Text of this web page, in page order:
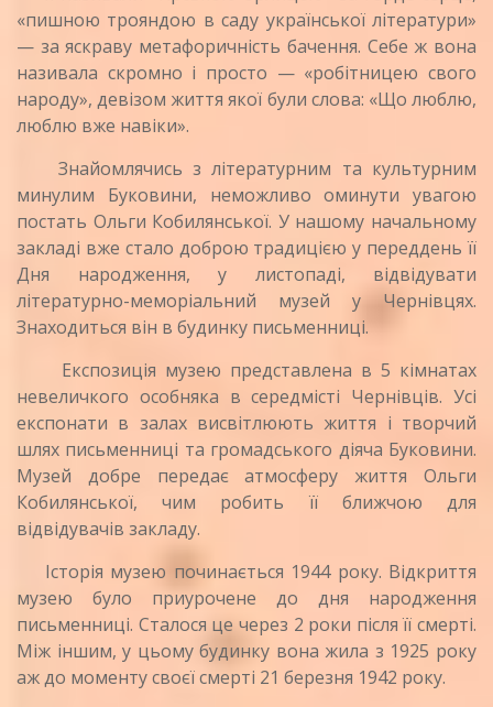
«пишною трояндою в саду української літератури»
— за яскраву метафоричність бачення. Себе ж вона
називала скромно і просто — «робітницею свого
народу», девізом життя якої були слова: «Що люблю,
люблю вже навіки».
Знайомлячись з літературним та культурним
минулим Буковини, неможливо оминути увагою
постать Ольги Кобилянської. У нашому начальному
закладі вже стало доброю традицією у переддень її
Дня народження, у листопаді, відвідувати
літературно-меморіальний музей у Чернівцях.
Знаходиться він в будинку письменниці.
Експозиція музею представлена в 5 кімнатах
невеличкого особняка в середмісті Чернівців. Усі
експонати в залах висвітлюють життя і творчий
шлях письменниці та громадського діяча Буковини.
Музей добре передає атмосферу життя Ольги
Кобилянської, чим робить її ближчою для
відвідувачів закладу.
Історія музею починається 1944 року. Відкриття
музею було приурочене до дня народження
письменниці. Сталося це через 2 роки після її смерті.
Між іншим, у цьому будинку вона жила з 1925 року
аж до моменту своєї смерті 21 березня 1942 року.